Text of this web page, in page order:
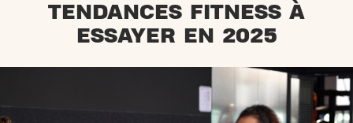
TENDANCES FITNESS À
ESSAYER EN 2025